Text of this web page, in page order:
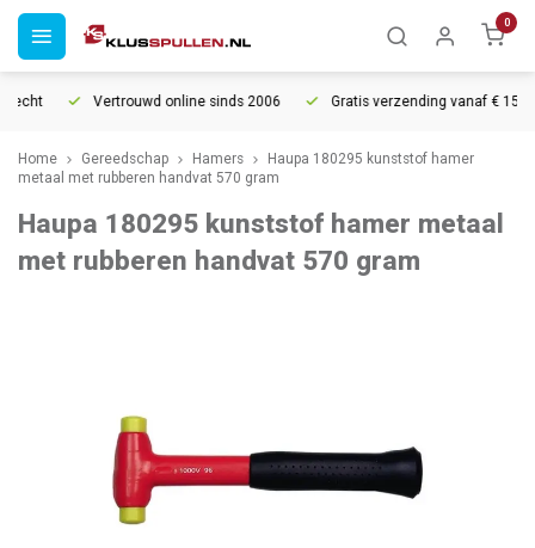
0
Vertrouwd online sinds 2006 Gratis verzending vanaf € 150
Home Gereedschap Hamers
Haupa 180295 kunststof hamer
metaal met rubberen handvat 570 gram
Haupa 180295 kunststof hamer metaal
met rubberen handvat 570 gram